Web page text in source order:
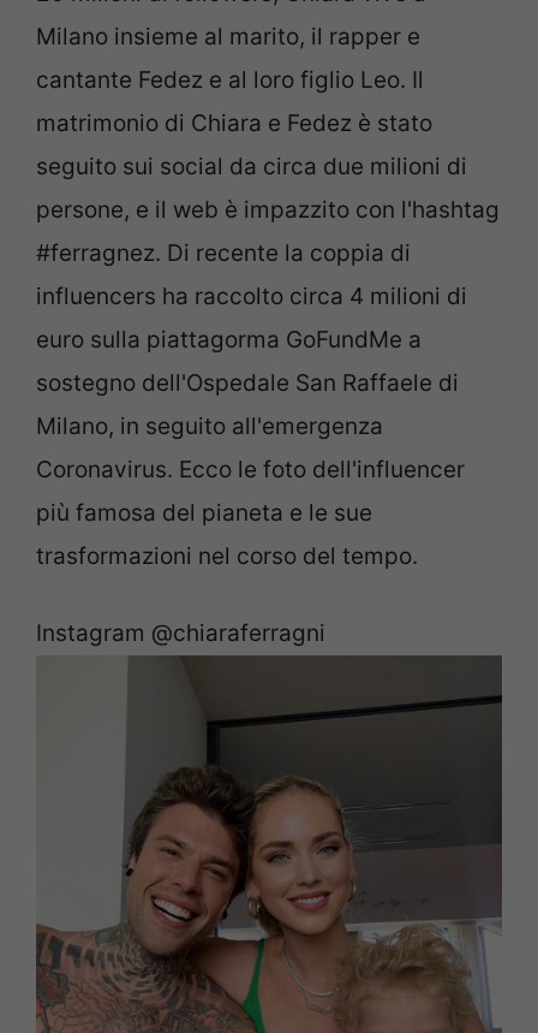
Milano insieme al marito, il rapper e
cantante Fedez e al loro figlio Leo. Il
matrimonio di Chiara e Fedez è stato
seguito sui social da circa due milioni di
persone, e il web è impazzito con l'hashtag
#ferragnez. Di recente la coppia di
influencers ha raccolto circa 4 milioni di
euro sulla piattagorma GoFundMe a
sostegno dell'Ospedale San Raffaele di
Milano, in seguito all'emergenza
Coronavirus. Ecco le foto dell'influencer
più famosa del pianeta e le sue
trasformazioni nel corso del tempo.
Instagram @chiaraferragni